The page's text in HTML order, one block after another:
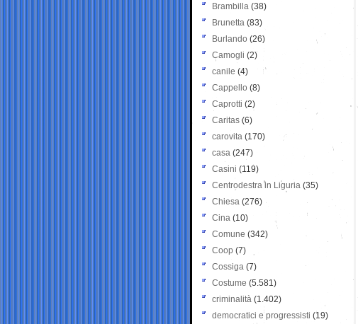
Brambilla (38)
Brunetta (83)
Burlando (26)
Camogli (2)
canile (4)
Cappello (8)
Caprotti (2)
Caritas (6)
carovita (170)
casa (247)
Casini (119)
Centrodestra in Liguria (35)
Chiesa (276)
Cina (10)
Comune (342)
Coop (7)
Cossiga (7)
Costume (5.581)
criminalità (1.402)
democratici e progressisti (19)